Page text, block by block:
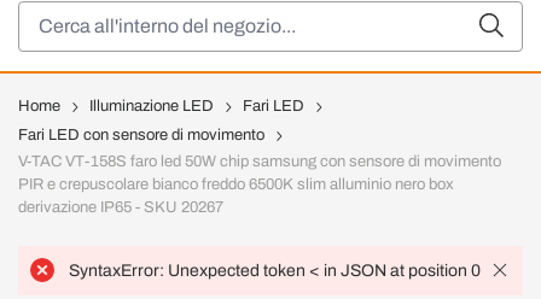
Home Illuminazione LED
Fari LED
Fari LED con sensore di movimento
V-TAC VT-158S faro led 50W chip samsung con sensore di movimento
PIR e crepuscolare bianco freddo 6500K slim alluminio nero box
derivazione IP65 - SKU 20267
SyntaxError: Unexpected token < in JSON at position 0